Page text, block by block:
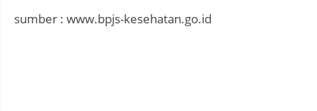
sumber : www.bpjs-kesehatan.go.id